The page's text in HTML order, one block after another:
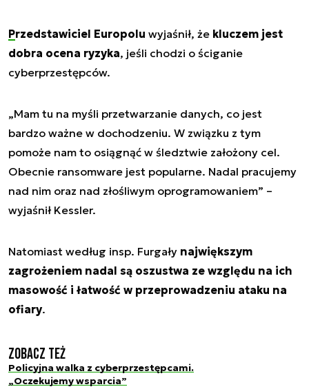
Przedstawiciel Europolu wyjaśnił, że kluczem jest
dobra ocena ryzyka, jeśli chodzi o ściganie
cyberprzestępców.
„Mam tu na myśli przetwarzanie danych, co jest
bardzo ważne w dochodzeniu. W związku z tym
pomoże nam to osiągnąć w śledztwie założony cel.
Obecnie ransomware jest popularne. Nadal pracujemy
nad nim oraz nad złośliwym oprogramowaniem” –
wyjaśnił Kessler.
Natomiast według insp. Furgały największym
zagrożeniem nadal są oszustwa ze względu na ich
masowość i łatwość w przeprowadzeniu ataku na
ofiary.
Zobacz też
Policyjna walka z cyberprzestępcami.
„Oczekujemy wsparcia”